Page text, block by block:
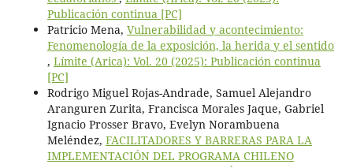
Publicación continua [PC]
Patricio Mena, Vulnerabilidad y acontecimiento:
Fenomenología de la exposición, la herida y el sentido
, Límite (Arica): Vol. 20 (2025): Publicación continua
[PC]
Rodrigo Miguel Rojas-Andrade, Samuel Alejandro
Aranguren Zurita, Francisca Morales Jaque, Gabriel
Ignacio Prosser Bravo, Evelyn Norambuena
Meléndez, FACILITADORES Y BARRERAS PARA LA
IMPLEMENTACIÓN DEL PROGRAMA CHILENO